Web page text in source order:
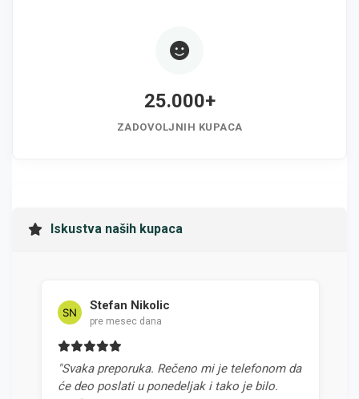
25.000+
ZADOVOLJNIH KUPACA
Iskustva naših kupaca
Stefan Nikolic
pre mesec dana
"Svaka preporuka. Rečeno mi je telefonom da
će deo poslati u ponedeljak i tako je bilo.